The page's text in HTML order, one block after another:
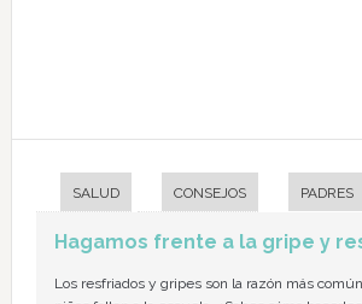
SALUD CONSEJOS PADRES
Hagamos frente a la gripe y
Los resfriados y gripes son la razón más